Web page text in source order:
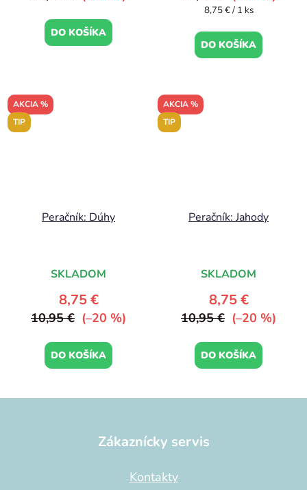
DO KOŠÍKA
Jednotková
8,75 € / 1 ks
DO KOŠÍKA
AKCIA %
TIP
Peračník: Dúhy
SKLADOM
8,75 €
10,95 € (–20 %)
DO KOŠÍKA
AKCIA %
TIP
Peračník: Jahody
SKLADOM
8,75 €
10,95 € (–20 %)
DO KOŠÍKA
Zákaznícky servis
Kontakty